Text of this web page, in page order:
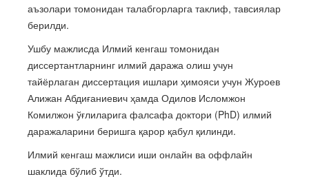
аъзолари томонидан талабгорларга таклиф, тавсиялар
берилди.
Ушбу мажлисда Илмий кенгаш томонидан
диссертантларнинг илмий даража олиш учун
тайёрлаган диссертация ишлари ҳимояси учун Журоев
Алижан Абдиғаниевич ҳамда Одилов Исломжон
Комилжон ўғлиларига фалсафа доктори (PhD) илмий
даражаларини беришга қарор қабул қилинди.
Илмий кенгаш мажлиси иши онлайн ва оффлайн
шаклида бўлиб ўтди.